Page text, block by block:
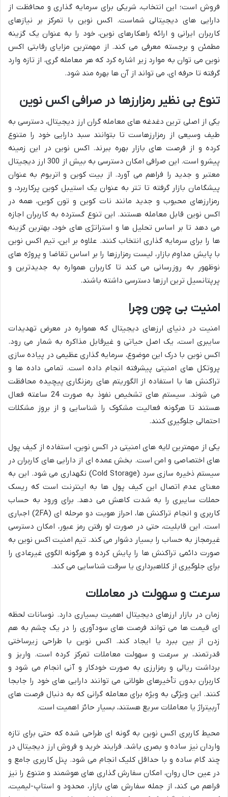
فروش است؛ این انتخاب، شریکی برای سرمایه گذاری و محافظت از
دارایی های دیجیتالی شماست. اکس نوین با تمرکز بر نیازهای
کاربران ایرانی و ارائه راهکارهای نوین، خود را به عنوان یک گزینه
مطمئن و برجسته معرفی می کند. از مهمترین مزایای رقابتی اکس
نوین می توان به موارد زیر اشاره کرد که هر معامله گری، از تازه وارد
گرفته تا حرفه ای، می تواند از آن ها بهره مند شود.
تنوع بی نظیر رمزارزها در صرافی اکس نوین
یکی از اصلی ترین دغدغه های معامله گران ارز دیجیتال، دسترسی به
طیف وسیعی از رمزارزهاست تا بتوانند سبد دارایی خود را متنوع
کرده و از فرصت های بازار بهره ببرند. اکس نوین در این زمینه
پیشرو است. این صرافی امکان دسترسی به بیش از 300 ارز دیجیتال
معتبر و جدید را فراهم می آورد. از بیت کوین و اتریوم به عنوان
پیشگامان بازار گرفته تا تتر به عنوان یک استیبل کوین پرکاربرد، و
رمزارزهای محبوب و جدید مانند نات کوین و تون کوین، همه در
اکس نوین قابل معامله هستند. این تنوع گسترده به کاربران اجازه
می دهد تا بر اساس تحلیل ها و استراتژی های خود، بهترین گزینه
ها را برای سرمایه گذاری انتخاب کنند. علاوه بر این، تیم اکس نوین
با پایش مداوم بازار، لیست رمزارزها را بر اساس تقاضا و پروژه های
نوظهور به روزرسانی می کند تا کاربران همواره به جدیدترین و
پرپتانسیل ترین ارزها دسترسی داشته باشند.
امنیت بی چون وچرا
امنیت در دنیای ارزهای دیجیتال که همواره در معرض تهدیدات
سایبری است، یک اصل حیاتی و غیرقابل مذاکره به شمار می رود.
اکس نوین با درک این موضوع، سرمایه گذاری عظیمی در پیاده سازی
پروتکل های امنیتی پیشرفته انجام داده است. تمامی داده ها و
تراکنش ها با استفاده از الگوریتم های رمزنگاری پیچیده محافظت
می شوند. سیستم های تشخیص نفوذ به صورت 24 ساعته فعال
هستند تا هرگونه فعالیت مشکوک را شناسایی و از بروز مشکلات
احتمالی جلوگیری کنند.
یکی از مهمترین لایه های امنیتی در اکس نوین، استفاده از کیف پول
های اختصاصی و امن است. بخش عمده ای از دارایی های کاربران در
سیستم ذخیره سازی سرد (Cold Storage) نگهداری می شود. این به
معنای عدم اتصال این کیف پول ها به اینترنت است که ریسک
حملات سایبری را به شدت کاهش می دهد. برای ورود به حساب
کاربری و انجام تراکنش ها، احراز هویت دو مرحله ای (2FA) اجباری
است. این قابلیت، حتی در صورت لو رفتن رمز عبور، امکان دسترسی
غیرمجاز به حساب را بسیار دشوار می کند. تیم امنیت اکس نوین به
صورت دائمی تراکنش ها را پایش کرده و هرگونه الگوی غیرعادی را
برای جلوگیری از کلاهبرداری یا سرقت شناسایی می کند.
سرعت و سهولت در معاملات
زمان در بازار ارزهای دیجیتال اهمیت بسیاری دارد. نوسانات لحظه
ای قیمت ها می تواند فرصت های سودآوری را در یک چشم به هم
زدن از بین ببرد یا ایجاد کند. اکس نوین با طراحی زیرساختی
قدرتمند، بر سرعت و سهولت معاملات تمرکز کرده است. واریز و
برداشت ریالی و رمزارزی به صورت خودکار و آنی انجام می شود و
کاربران بدون تأخیرهای طولانی می توانند دارایی های خود را جابجا
کنند. این ویژگی به ویژه برای معامله گرانی که به دنبال فرصت های
آربیتراژ یا معاملات سریع هستند، بسیار حائز اهمیت است.
محیط کاربری اکس نوین به گونه ای طراحی شده که حتی برای تازه
واردان نیز ساده و بصری باشد. فرایند خرید و فروش ارز دیجیتال در
چند گام ساده و با حداقل کلیک انجام می شود. پنل کاربری جامع و
در عین حال روان، امکان سفارش گذاری های هوشمند و متنوع را نیز
فراهم می کند، از جمله سفارش های بازار، محدود و استاپ-لیمیت،